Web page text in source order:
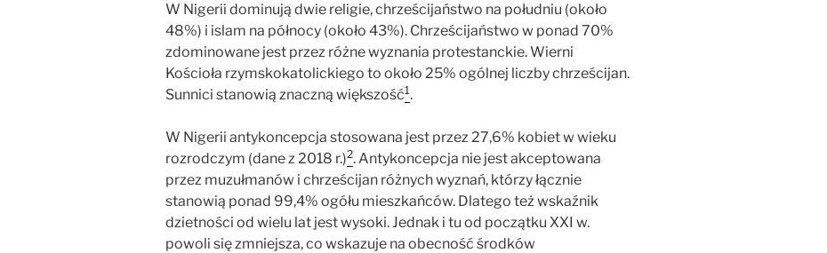
W Nigerii dominują dwie religie, chrześcijaństwo na południu (około
48%) i islam na północy (około 43%). Chrześcijaństwo w ponad 70%
zdominowane jest przez różne wyznania protestanckie. Wierni
Kościoła rzymskokatolickiego to około 25% ogólnej liczby chrześcijan.
Sunnici stanowią znaczną większość1.
W Nigerii antykoncepcja stosowana jest przez 27,6% kobiet w wieku
rozrodczym (dane z 2018 r.)2. Antykoncepcja nie jest akceptowana
przez muzułmanów i chrześcijan różnych wyznań, którzy łącznie
stanowią ponad 99,4% ogółu mieszkańców. Dlatego też wskaźnik
dzietności od wielu lat jest wysoki. Jednak i tu od początku XXI w.
powoli się zmniejsza, co wskazuje na obecność środków